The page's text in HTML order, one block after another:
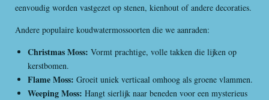
eenvoudig worden vastgezet op stenen, kienhout of andere decoraties.
Andere populaire koudwatermossoorten die we aanraden:
Christmas Moss: Vormt prachtige, volle takken die lijken op
kerstbomen.
Flame Moss: Groeit uniek verticaal omhoog als groene vlammen.
Weeping Moss: Hangt sierlijk naar beneden voor een mysterieus